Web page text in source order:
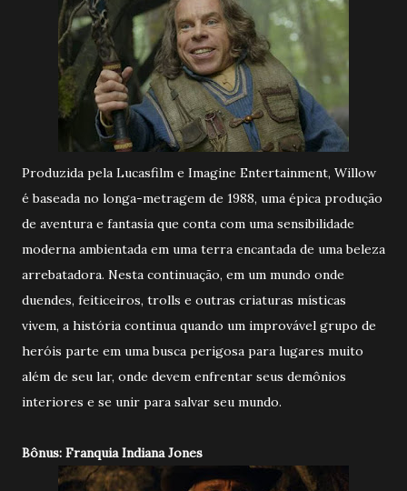
Produzida pela Lucasfilm e Imagine Entertainment, Willow
é baseada no longa-metragem de 1988, uma épica produção
de aventura e fantasia que conta com uma sensibilidade
moderna ambientada em uma terra encantada de uma beleza
arrebatadora. Nesta continuação, em um mundo onde
duendes, feiticeiros, trolls e outras criaturas místicas
vivem, a história continua quando um improvável grupo de
heróis parte em uma busca perigosa para lugares muito
além de seu lar, onde devem enfrentar seus demônios
interiores e se unir para salvar seu mundo.
Bônus: Franquia Indiana Jones